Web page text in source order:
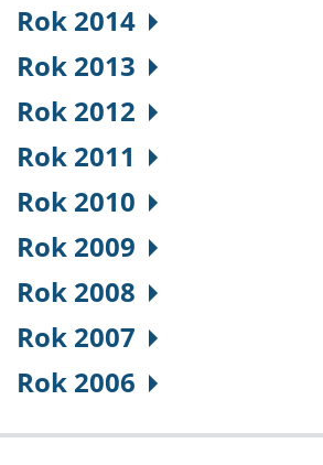
Rok 2014
Rok 2013
Rok 2012
Rok 2011
Rok 2010
Rok 2009
Rok 2008
Rok 2007
Rok 2006